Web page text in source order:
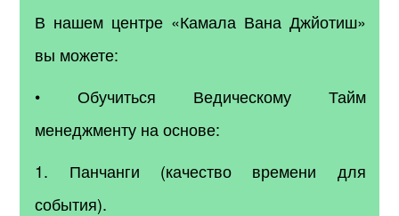
В нашем центре «Камала Вана Джйотиш»
вы можете:
• Обучиться Ведическому Тайм
менеджменту на основе:
1. Панчанги (качество времени для
события).